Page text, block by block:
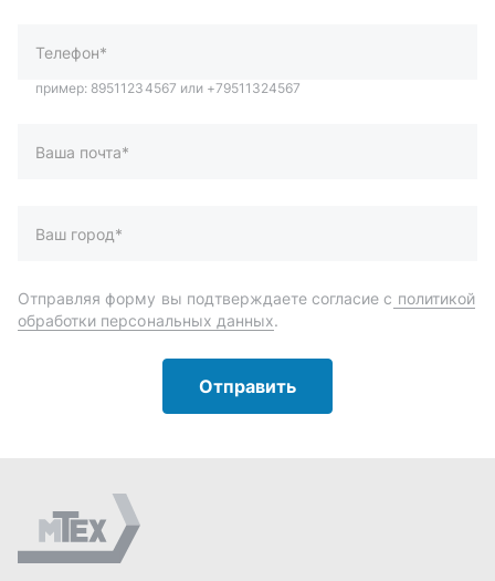
Отправить
Автозапчасти и комплектующие
Масла и автохимия
Спецпредложения